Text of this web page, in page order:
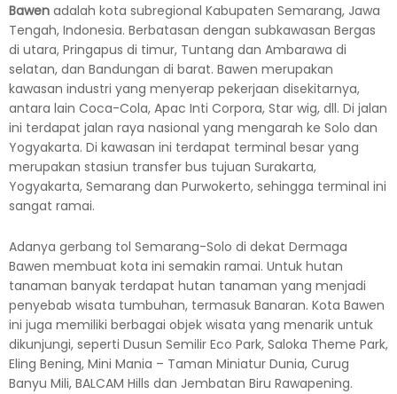
Bawen adalah kota subregional Kabupaten Semarang, Jawa
Tengah, Indonesia. Berbatasan dengan subkawasan Bergas
di utara, Pringapus di timur, Tuntang dan Ambarawa di
selatan, dan Bandungan di barat. Bawen merupakan
kawasan industri yang menyerap pekerjaan disekitarnya,
antara lain Coca-Cola, Apac Inti Corpora, Star wig, dll. Di jalan
ini terdapat jalan raya nasional yang mengarah ke Solo dan
Yogyakarta. Di kawasan ini terdapat terminal besar yang
merupakan stasiun transfer bus tujuan Surakarta,
Yogyakarta, Semarang dan Purwokerto, sehingga terminal ini
sangat ramai.
Adanya gerbang tol Semarang-Solo di dekat Dermaga
Bawen membuat kota ini semakin ramai. Untuk hutan
tanaman banyak terdapat hutan tanaman yang menjadi
penyebab wisata tumbuhan, termasuk Banaran. Kota Bawen
ini juga memiliki berbagai objek wisata yang menarik untuk
dikunjungi, seperti Dusun Semilir Eco Park, Saloka Theme Park,
Eling Bening, Mini Mania – Taman Miniatur Dunia, Curug
Banyu Mili, BALCAM Hills dan Jembatan Biru Rawapening.